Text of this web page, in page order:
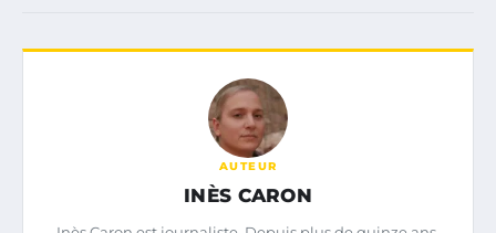
AUTEUR
INÈS CARON